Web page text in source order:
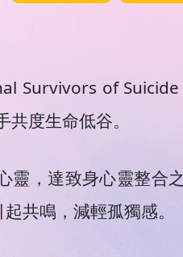
Survivors of Suicide
度生命低谷。
，達致身心靈整合之
共鳴，減輕孤獨感。